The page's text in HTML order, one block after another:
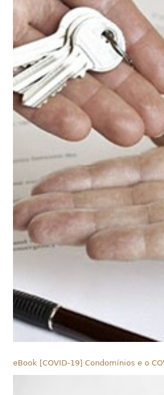
eBook [COVID-19] Condomínios e o